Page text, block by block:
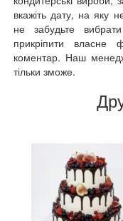
вкажіть дату, на яку
не забудьте
прикріпити
коментар. Наш
тільки зможе.